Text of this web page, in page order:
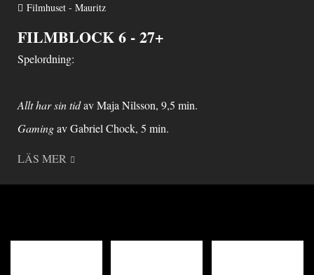
Filmhuset - Mauritz
FILMBLOCK 6 - 27+
Spelordning:
Allt har sin tidav Maja Nilsson, 9,5 min.
Gamingav Gabriel Chock, 5 min.
LÄS MER